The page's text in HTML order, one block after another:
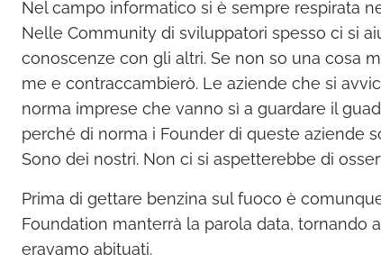
Nel campo informatico si è sempre respirata
Nelle Community di sviluppatori spesso ci si
conoscenze con gli altri. Se non so una cosa
me e contraccambierò. Le aziende che si
norma imprese che vanno sì a guardare il
perché di norma i Founder di queste aziende
Sono dei nostri. Non ci si aspetterebbe di
Prima di gettare benzina sul fuoco è
Foundation manterrà la parola data, tornando
eravamo abituati.